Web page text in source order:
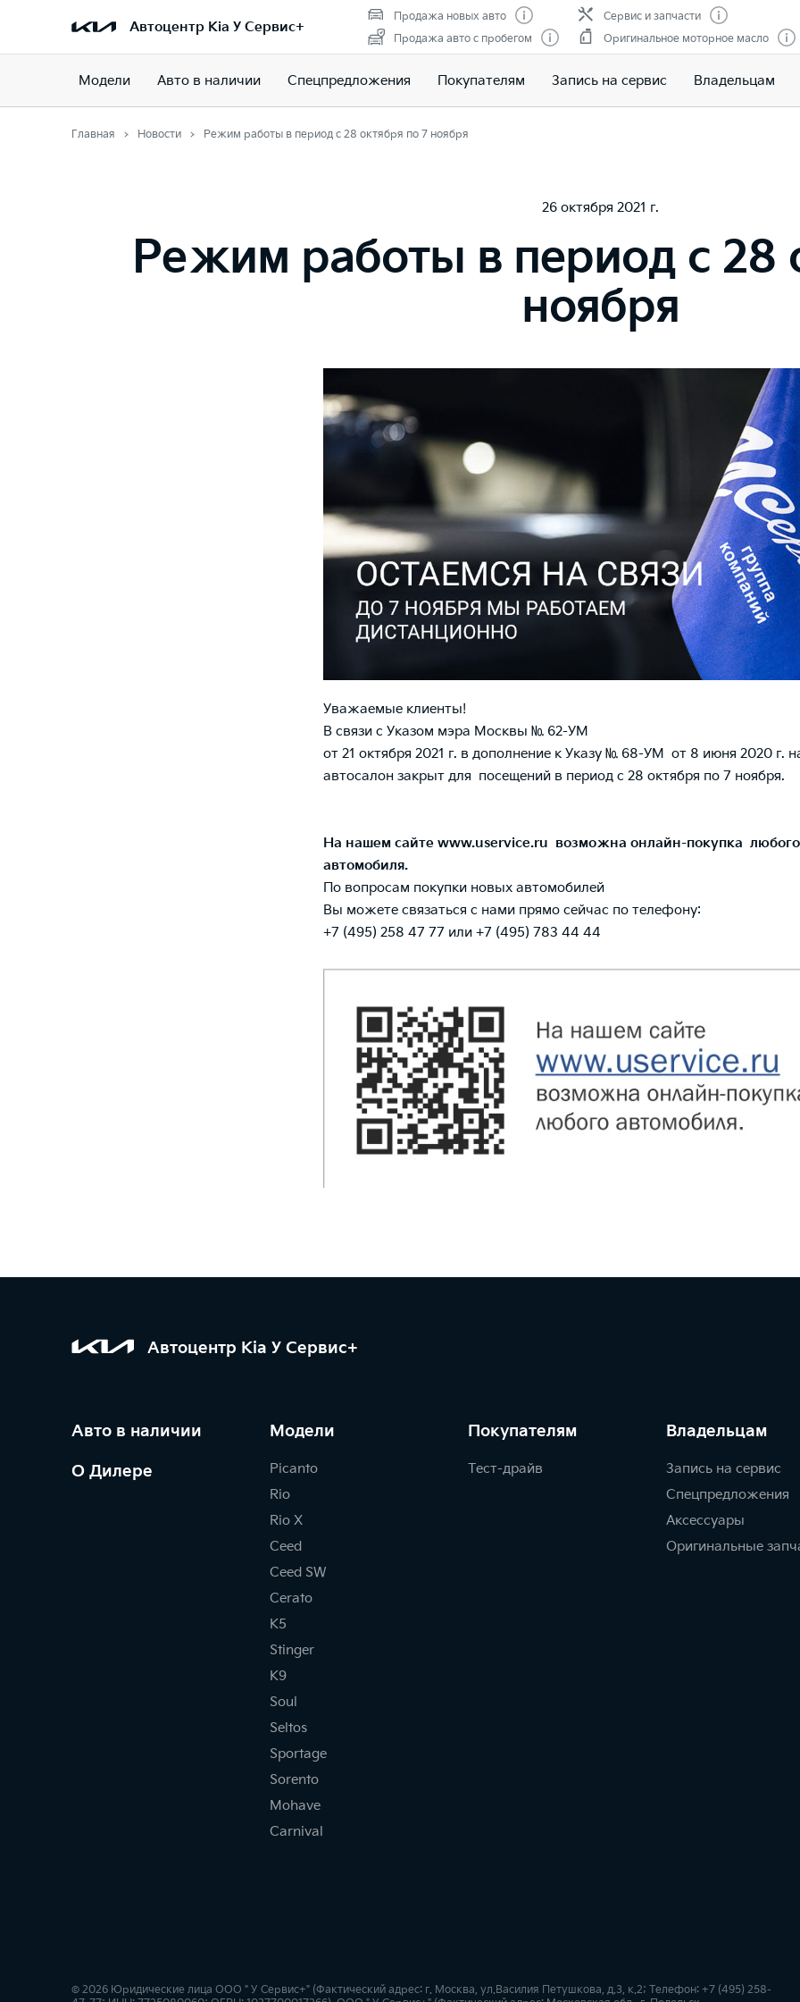
Автоцентр Kia У Сервис+
Продажа новых авто
Продажа авто с пробегом
Сервис и запчасти
Оригинальное моторное масло
Модели Авто в наличии Спецпредложения Покупателям Запись на сервис Владельцам
Главная Новости Режим работы в период с 28 октября по 7 ноября
26 октября 2021 г.
Режим работы в период с 28
ноября
Уважаемые клиенты!
В связи с Указом мэра Москвы № 62-УМ
от 21 октября 2021 г. в дополнение к Указу № 68-УМ от 8 июня 2020 г.
автосалон закрыт для посещений в период с 28 октября по 7 ноября.
На нашем сайте www.uservice.ru возможна онлайн-покупка любого
автомобиля.
По вопросам покупки новых автомобилей
Вы можете связаться с нами прямо сейчас по телефону:
+7 (495) 258 47 77 или +7 (495) 783 44 44
Автоцентр Kia У Сервис+
Авто в наличии
О Дилере
Модели
Picanto
Rio
Rio X
Ceed
Ceed SW
Cerato
K5
Stinger
K9
Soul
Seltos
Sportage
Sorento
Mohave
Carnival
Покупателям
Тест-драйв
Владельцам
Запись на сервис
Спецпредложения
Аксессуары
Оригинальные
© 2026 Юридические лица ООО " У Сервис+" (Фактический адрес: г. Москва, ул.Василия Петушкова, д.3, к.2; Телефон: +7 (495) 258-